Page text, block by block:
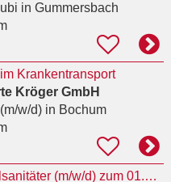
in Gummersbach
Krankentransport
Kröger GmbH
w/d)in Bochum
Ausbildung Notfallsanitäter (m/w/d) zum 01.03.2027